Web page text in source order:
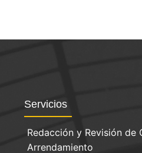
Servicios
Redacción y Revisión de
Arrendamiento